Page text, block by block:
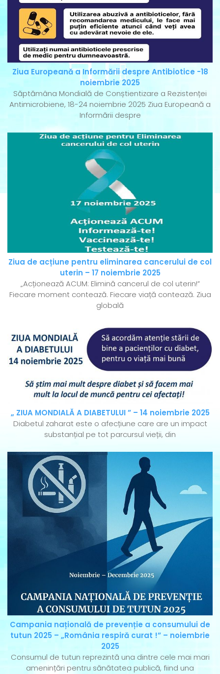
Ziua Europeană a Informării despre Antibiotice -18
noiembrie 2025
Săptămâna Mondială de Conștientizare a Rezistenței
Antimicrobiene, 18-24 noiembrie 2025 Ziua Europeană a
Informării despre
Ziua de acțiune pentru eliminarea cancerului de col
uterin – 17 noiembrie 2025
„Acționează ACUM: Elimină cancerul de col uterin!”
Fiecare moment contează. Fiecare viață contează. Ziua
globală
„ ZIUA MONDIALĂ A DIABETULUI ” – 14 noiembrie 2025
Diabetul zaharat este o afecțiune care are un impact
substanțial pe tot parcursul vieții, din
Campania națională de prevenție a consumului de
tutun 2025 – „România respiră curat !” – noiembrie
2025
Consumul de tutun reprezintă una dintre cele mai mari
amenințări pentru sănătatea publică, fiind una